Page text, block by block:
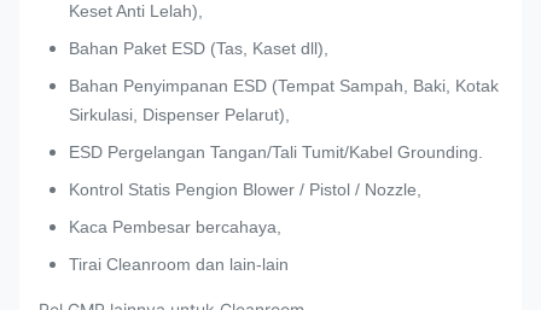
Keset Anti Lelah),
Bahan Paket ESD (Tas, Kaset dll),
Bahan Penyimpanan ESD (Tempat Sampah, Baki, Kotak
Sirkulasi, Dispenser Pelarut),
ESD Pergelangan Tangan/Tali Tumit/Kabel Grounding.
Kontrol Statis Pengion Blower / Pistol / Nozzle,
Kaca Pembesar bercahaya,
Tirai Cleanroom dan lain-lain